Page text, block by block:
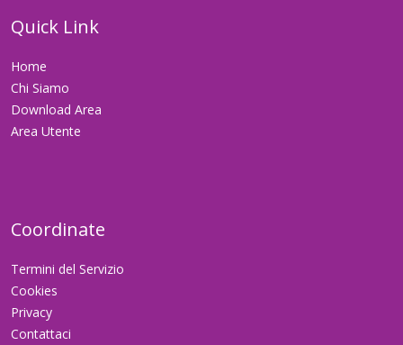
Quick Link
Home
Chi Siamo
Download Area
Area Utente
Coordinate
Termini del Servizio
Cookies
Privacy
Contattaci